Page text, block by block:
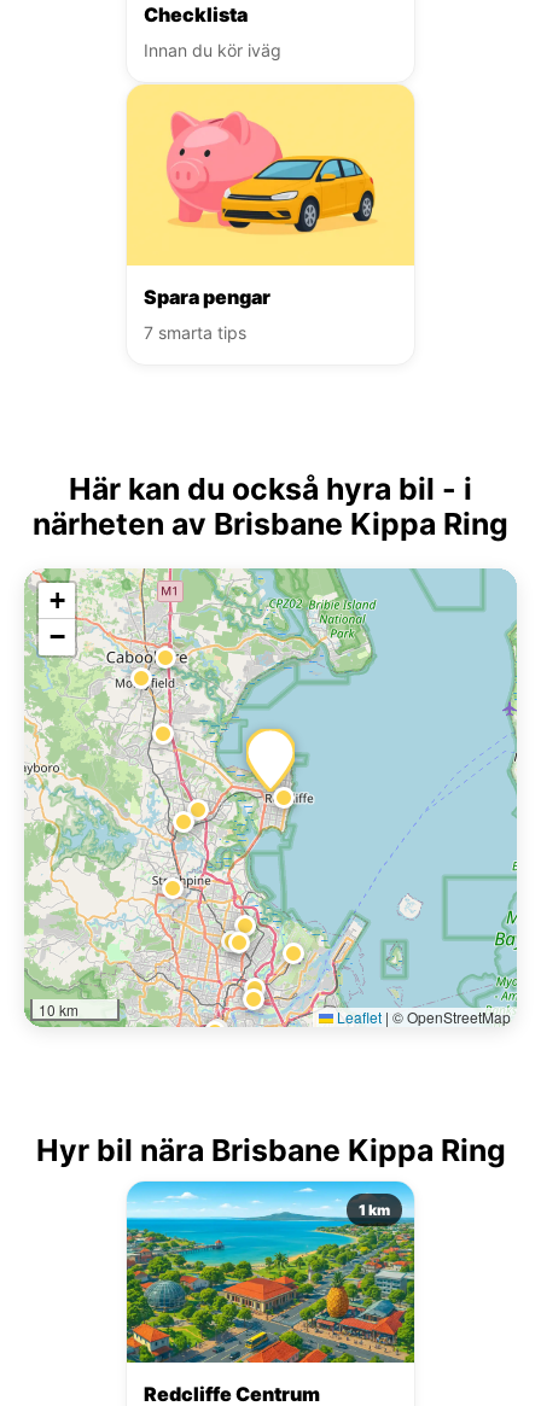
Checklista
Innan du kör iväg
Spara pengar
7 smarta tips
Här kan du också hyra bil - i
närheten av Brisbane Kippa Ring
+
−
10 km Leaflet | © OpenStreetMap
Hyr bil nära Brisbane Kippa Ring
1 km
Redcliffe Centrum